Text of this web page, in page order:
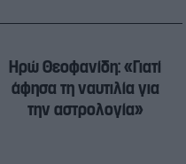
Ηρώ Θεοφανίδη: «Γιατί
άφησα τη ναυτιλία για
την αστρολογία»